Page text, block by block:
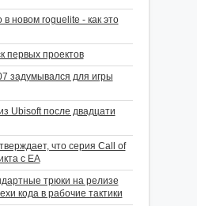
новом roguelite - как это
первых проектов
задумывался для игры
Ubisoft после двадцати
что серия Call of
с EA
трюки на релизе
кода в рабочие тактики